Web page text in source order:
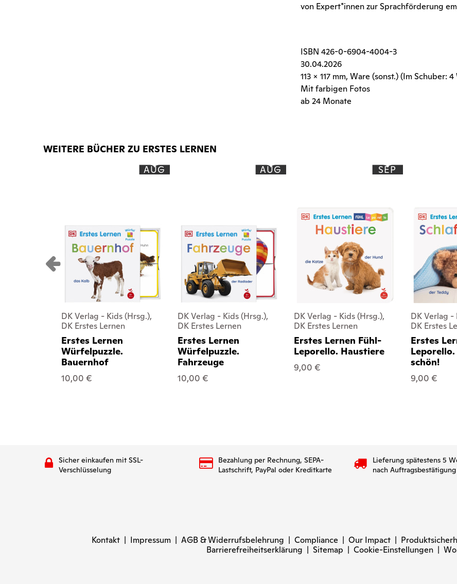
von Expert*innen zur Sprachförderung
ISBN 426-0-6904-4004-3
30.04.2026
113 x 117 mm, Ware (sonst.) (Im
Mit farbigen Fotos
ab 24 Monate
WEITERE BÜCHER ZU ERSTES LERNEN
AUG
DK Verlag - Kids (Hrsg.),
DK Erstes Lernen
Erstes Lernen
Würfelpuzzle.
Bauernhof
10,00 €
AUG
DK Verlag - Kids (Hrsg.),
DK Erstes Lernen
Erstes Lernen
Würfelpuzzle.
Fahrzeuge
10,00 €
SEP
DK Verlag - Kids (Hrsg.),
DK Erstes Lernen
Erstes Lernen Fühl-
Leporello. Haustiere
9,00 €
DK Verlag -
DK Erstes
Erstes
schön!
9,00 €
Sicher einkaufen mit SSL-
Verschlüsselung
Bezahlung per Rechnung, SEPA-
Lastschrift, PayPal oder Kreditkarte
Lieferung spätestens 5
nach Auftragsbestätigung
Kontakt | Impressum | AGB & Widerrufsbelehrung | Compliance | Our Impact |
Barrierefreiheitserklärung | Sitemap | Cookie-Einstellungen |